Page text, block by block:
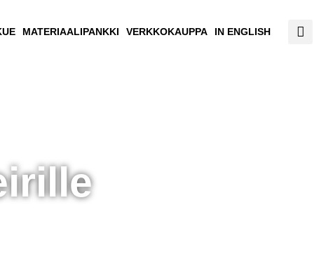
MATERIAALIPANKKI VERKKOKAUPPA IN ENGLISH